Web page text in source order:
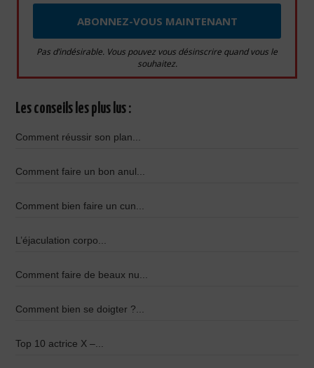
Pas d’indésirable. Vous pouvez vous désinscrire quand vous le
souhaitez.
Les conseils les plus lus :
Comment réussir son plan...
Comment faire un bon anul...
Comment bien faire un cun...
L’éjaculation corpo...
Comment faire de beaux nu...
Comment bien se doigter ?...
Top 10 actrice X –...